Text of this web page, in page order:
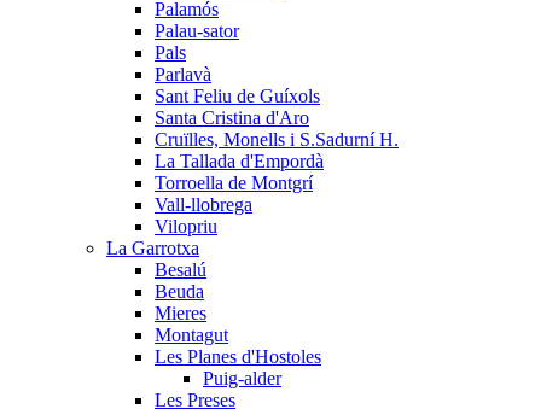
Palamós
Palau-sator
Pals
Parlavà
Sant Feliu de Guíxols
Santa Cristina d'Aro
Cruïlles, Monells i S.Sadurní H.
La Tallada d'Empordà
Torroella de Montgrí
Vall-llobrega
Vilopriu
La Garrotxa
Besalú
Beuda
Mieres
Montagut
Les Planes d'Hostoles
Puig-alder
Les Preses